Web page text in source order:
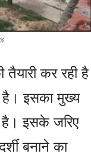
कर रही है
है। इसका मुख्य
है। इसके जरिए
बनाने का